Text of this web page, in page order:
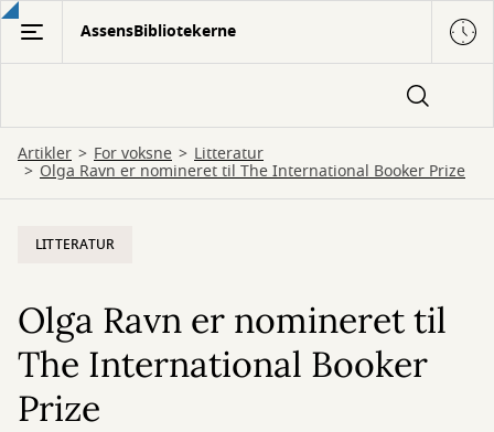
Gå
hovedindhold
AssensBibliotekerne
Artikler For voksne Litteratur
Olga Ravn er nomineret til The International Booker Prize
LITTERATUR
Olga Ravn er nomineret til
The International Booker
Prize